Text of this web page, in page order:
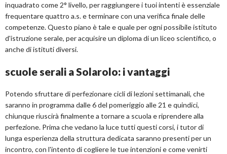
inquadrato come 2° livello, per raggiungere i tuoi intenti è essenziale
frequentare quattro a.s. e terminare con una verifica finale delle
competenze. Questo piano è tale e quale per ogni possibile istituto
d'istruzione serale, per acquisire un diploma di un liceo scientifico, o
anche di istituti diversi.
scuole serali a Solarolo: i vantaggi
Potendo sfruttare di perfezionare cicli di lezioni settimanali, che
saranno in programma dalle 6 del pomeriggio alle 21 e quindici,
chiunque riuscirà finalmente a tornare a scuola e riprendere alla
perfezione. Prima che vedano la luce tutti questi corsi, i tutor di
lunga esperienza della struttura dedicata saranno presenti per un
incontro, con l'intento di cogliere le tue intenzioni e come venirti